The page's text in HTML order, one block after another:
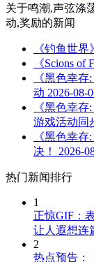
关于鸣潮,声弦涤
动,奖励的新闻
《钓鱼世
《Scions
《黑色幸
动 2026-08-
《黑色幸
游戏活动同
《黑色幸
决！
2026-
热门新闻排行
1
正惊GIF：
让人遐想连
2
热点预告：